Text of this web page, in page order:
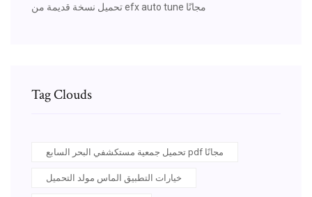
تحميل نسخة قديمة من efx auto tune مجانًا
Tag Clouds
تحميل جمعية مستكشفي البحر السابع pdf مجانًا
خيارات التطبيق الماس مولد التحميل